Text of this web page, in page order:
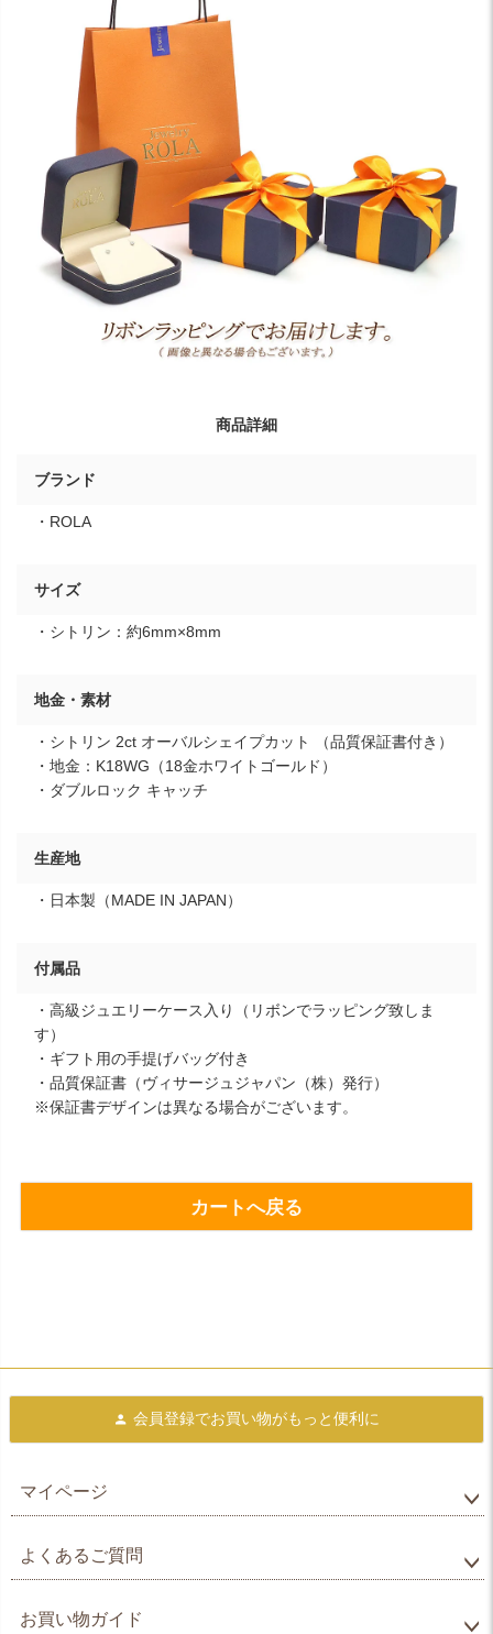
商品詳細
ブランド
・ROLA
サイズ
・シトリン：約6mm×8mm
地金・素材
・シトリン 2ct オーバルシェイプカット （品質保証書付き）
・地金：K18WG（18金ホワイトゴールド）
・ダブルロック キャッチ
生産地
・日本製（MADE IN JAPAN）
付属品
・高級ジュエリーケース入り（リボンでラッピング致しま
す）
・ギフト用の手提げバッグ付き
・品質保証書（ヴィサージュジャパン（株）発行）
※保証書デザインは異なる場合がございます。
カートへ戻る
会員登録でお買い物がもっと便利に
マイページ
よくあるご質問
お買い物ガイド